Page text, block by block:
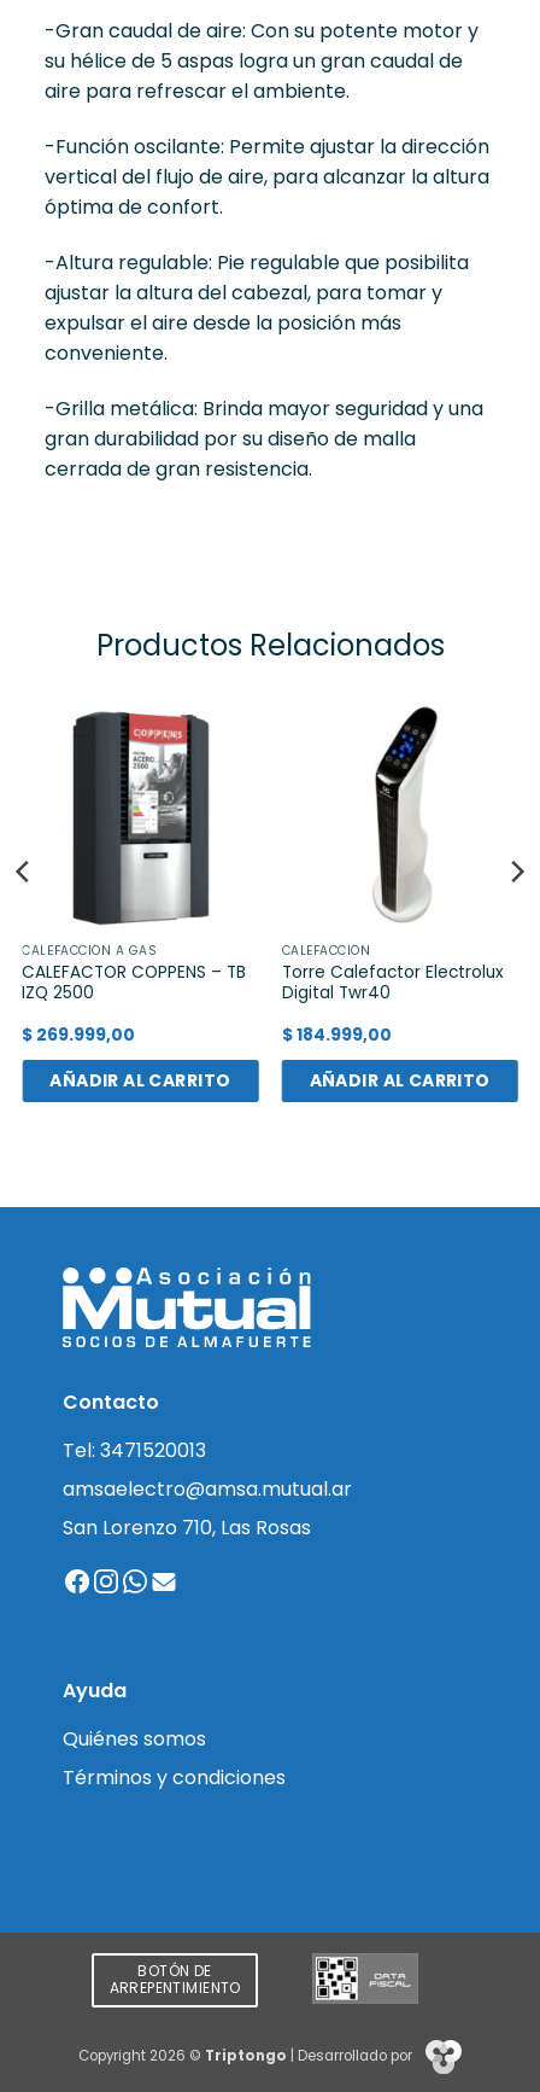
-Gran caudal de aire: Con su potente motor y
su hélice de 5 aspas logra un gran caudal de
aire para refrescar el ambiente.
-Función oscilante: Permite ajustar la dirección
vertical del flujo de aire, para alcanzar la altura
óptima de confort.
-Altura regulable: Pie regulable que posibilita
ajustar la altura del cabezal, para tomar y
expulsar el aire desde la posición más
conveniente.
-Grilla metálica: Brinda mayor seguridad y una
gran durabilidad por su diseño de malla
cerrada de gran resistencia.
Productos Relacionados
CALEFACCIÓN A GAS
CALEFACTOR COPPENS – TB
IZQ 2500
$ 269.999,00
AÑADIR AL CARRITO
CALEFACCIÓN
Torre Calefactor Electrolux
Digital Twr40
$184.999,00
AÑADIR AL CARRITO
Contacto
Tel: 3471520013
amsaelectro@amsa.mutual.ar
San Lorenzo 710, Las Rosas
Ayuda
Quiénes somos
Términos y condiciones
BOTÓN DE
ARREPENTIMIENTO
Copyright 2026 © Triptongo | Desarrollado por